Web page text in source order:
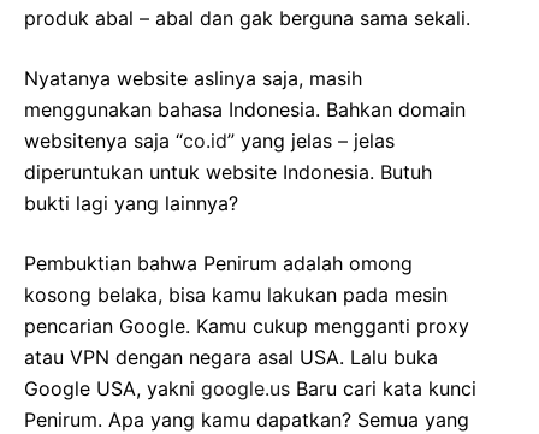
produk abal – abal dan gak berguna sama sekali.
Nyatanya website aslinya saja, masih
menggunakan bahasa Indonesia. Bahkan domain
websitenya saja “co.id” yang jelas – jelas
diperuntukan untuk website Indonesia. Butuh
bukti lagi yang lainnya?
Pembuktian bahwa Penirum adalah omong
kosong belaka, bisa kamu lakukan pada mesin
pencarian Google. Kamu cukup mengganti proxy
atau VPN dengan negara asal USA. Lalu buka
Google USA, yakni google.us Baru cari kata kunci
Penirum. Apa yang kamu dapatkan? Semua yang